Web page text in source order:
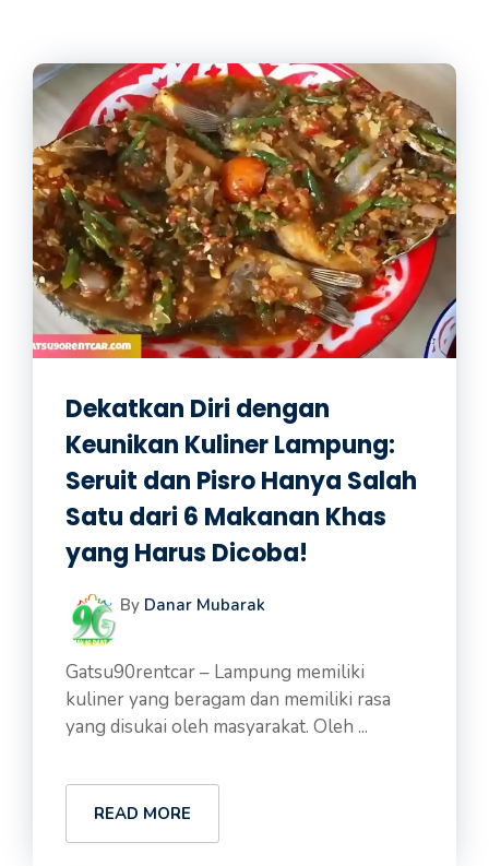
Dekatkan Diri dengan
Keunikan Kuliner Lampung:
Seruit dan Pisro Hanya Salah
Satu dari 6 Makanan Khas
yang Harus Dicoba!
By Danar Mubarak
Gatsu90rentcar – Lampung memiliki
kuliner yang beragam dan memiliki rasa
yang disukai oleh masyarakat. Oleh ...
READ MORE